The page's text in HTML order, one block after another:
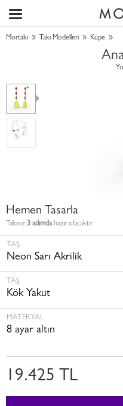
Mortakı » Takı Modelleri » Küpe »
Hemen Tasarla
Takınız 3 adımdahazır olacaktır
TAŞ
Neon Sarı Akrilik
TAŞ
Kök Yakut
MATERYAL
8 ayar altın
19.425 TL